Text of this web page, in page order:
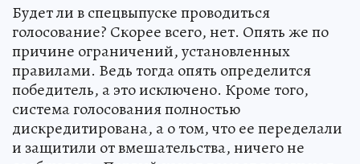
Будет ли в спецвыпуске проводиться
голосование? Скорее всего, нет. Опять же по
причине ограничений, установленных
правилами. Ведь тогда опять определится
победитель, а это исключено. Кроме того,
система голосования полностью
дискредитирована, а о том, что ее переделали
и защитили от вмешательства, ничего не